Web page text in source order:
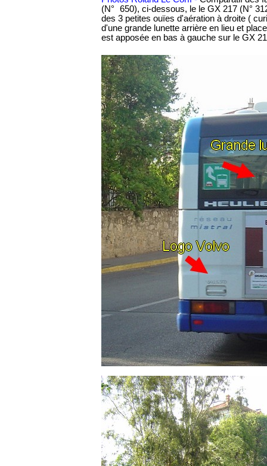
(N°
650), ci-dessous, le le GX 217 (N°
des 3 petites ouïes d'aération à droite (
d'une grande lunette arrière en lieu et
est apposée en bas à gauche sur le GX